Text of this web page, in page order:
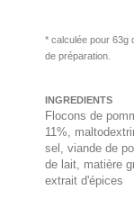
* calculée pour 63g
de préparation.
INGREDIENTS
Flocons de
11%,
sel, viande de
de lait, matière
extrait d'épices